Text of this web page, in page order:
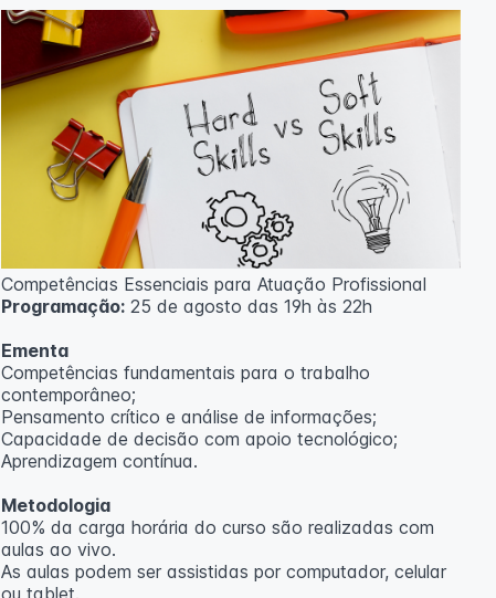
Competências Essenciais para Atuação Profissional
Programação:25 de agosto das 19h às 22h
Ementa
Competências fundamentais para o trabalho
contemporâneo;
Pensamento crítico e análise de informações;
Capacidade de decisão com apoio tecnológico;
Aprendizagem contínua.
Metodologia
100% da carga horária do curso são realizadas com
aulas ao vivo.
As aulas podem ser assistidas por computador, celular